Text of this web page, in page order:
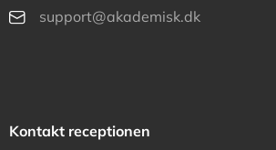
support@akademisk.dk
Kontakt receptionen